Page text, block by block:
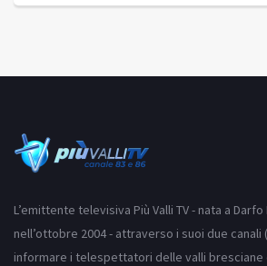
L’emittente televisiva Più Valli TV - nata a
nell’ottobre 2004 - attraverso i suoi due canali
informare i telespettatori delle valli bresciane